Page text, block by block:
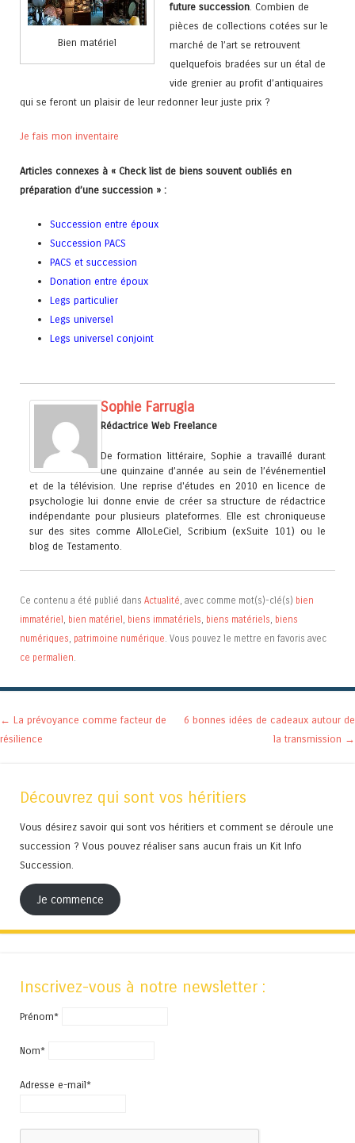
Bien matériel
future succession. Combien de
pièces de collections cotées sur le
marché de l’art se retrouvent
quelquefois bradées sur un étal de
vide grenier au profit d’antiquaires
qui se feront un plaisir de leur redonner leur juste prix ?
Je fais mon inventaire
Articles connexes à « Check list de biens souvent oubliés en
préparation d’une succession » :
Succession entre époux
Succession PACS
PACS et succession
Donation entre époux
Legs particulier
Legs universel
Legs universel conjoint
Sophie Farrugia
Rédactrice Web Freelance
De formation littéraire, Sophie a travaillé durant
une quinzaine d’année au sein de l’événementiel
et de la télévision. Une reprise d'études en 2010 en licence de
psychologie lui donne envie de créer sa structure de rédactrice
indépendante pour plusieurs plateformes. Elle est chroniqueuse
sur des sites comme AlloLeCiel, Scribium (exSuite 101) ou le
blog de Testamento.
Ce contenu a été publié dans Actualité, avec comme mot(s)-clé(s) bien
immatériel , bien matériel , biens immatériels, biens matériels, biens
numériques, patrimoine numérique. Vous pouvez le mettre en favoris avec
ce permalien.
Navigation des articles
← La prévoyance comme facteur de
résilience
6 bonnes idées de cadeaux autour de
la transmission →
Découvrez qui sont vos héritiers
Vous désirez savoir qui sont vos héritiers et comment se déroule une
succession ? Vous pouvez réaliser sans aucun frais un Kit Info
Succession.
Je commence
Inscrivez-vous à notre newsletter :
Prénom*
Nom*
Adresse e-mail*